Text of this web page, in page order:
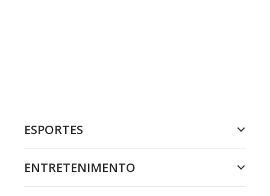
ESPORTES
ENTRETENIMENTO